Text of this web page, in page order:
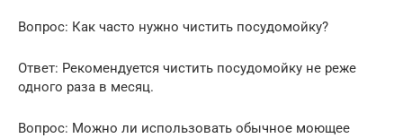
Вопрос: Как часто нужно чистить посудомойку?
Ответ: Рекомендуется чистить посудомойку не реже
одного раза в месяц.
Вопрос: Можно ли использовать обычное моющее